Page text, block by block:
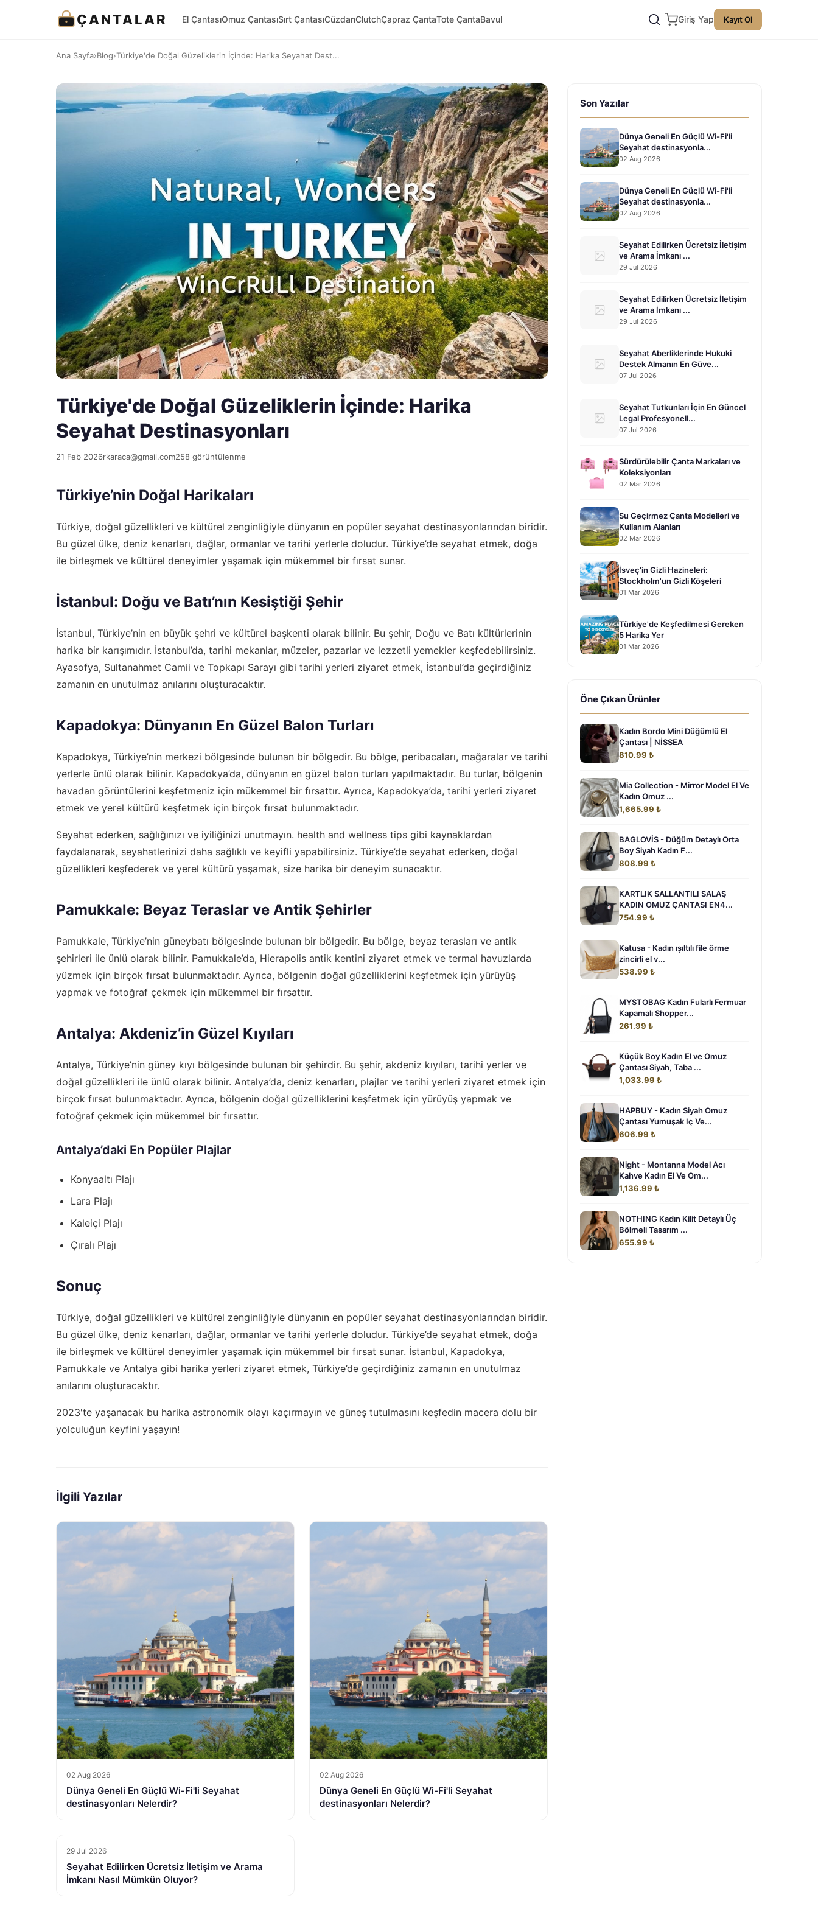
ÇANTALAR El ÇantasıOmuz ÇantasıSırt ÇantasıCüzdanClutchÇapraz ÇantaTote ÇantaBavul Giriş Yap Kayıt Ol
Ana Sayfa›Blog›Türkiye'de Doğal Güzeliklerin İçinde: Harika Seyahat Dest...
Türkiye'de Doğal Güzeliklerin İçinde: Harika
Seyahat Destinasyonları
21 Feb 2026rkaraca@gmail.com258 görüntülenme
Türkiye’nin Doğal Harikaları
Türkiye, doğal güzellikleri ve kültürel zenginliğiyle dünyanın en popüler seyahat destinasyonlarından biridir.
Bu güzel ülke, deniz kenarları, dağlar, ormanlar ve tarihi yerlerle doludur. Türkiye’de seyahat etmek, doğa
ile birleşmek ve kültürel deneyimler yaşamak için mükemmel bir fırsat sunar.
İstanbul: Doğu ve Batı’nın Kesiştiği Şehir
İstanbul, Türkiye’nin en büyük şehri ve kültürel başkenti olarak bilinir. Bu şehir, Doğu ve Batı kültürlerinin
harika bir karışımıdır. İstanbul’da, tarihi mekanlar, müzeler, pazarlar ve lezzetli yemekler keşfedebilirsiniz.
Ayasofya, Sultanahmet Camii ve Topkapı Sarayı gibi tarihi yerleri ziyaret etmek, İstanbul’da geçirdiğiniz
zamanın en unutulmaz anılarını oluşturacaktır.
Kapadokya: Dünyanın En Güzel Balon Turları
Kapadokya, Türkiye’nin merkezi bölgesinde bulunan bir bölgedir. Bu bölge, peribacaları, mağaralar ve tarihi
yerlerle ünlü olarak bilinir. Kapadokya’da, dünyanın en güzel balon turları yapılmaktadır. Bu turlar, bölgenin
havadan görüntülerini keşfetmeniz için mükemmel bir fırsattır. Ayrıca, Kapadokya’da, tarihi yerleri ziyaret
etmek ve yerel kültürü keşfetmek için birçok fırsat bulunmaktadır.
Seyahat ederken, sağlığınızı ve iyiliğinizi unutmayın. health and wellness tips gibi kaynaklardan
faydalanarak, seyahatlerinizi daha sağlıklı ve keyifli yapabilirsiniz. Türkiye’de seyahat ederken, doğal
güzellikleri keşfederek ve yerel kültürü yaşamak, size harika bir deneyim sunacaktır.
Pamukkale: Beyaz Teraslar ve Antik Şehirler
Pamukkale, Türkiye’nin güneybatı bölgesinde bulunan bir bölgedir. Bu bölge, beyaz terasları ve antik
şehirleri ile ünlü olarak bilinir. Pamukkale’da, Hierapolis antik kentini ziyaret etmek ve termal havuzlarda
yüzmek için birçok fırsat bulunmaktadır. Ayrıca, bölgenin doğal güzelliklerini keşfetmek için yürüyüş
yapmak ve fotoğraf çekmek için mükemmel bir fırsattır.
Antalya: Akdeniz’in Güzel Kıyıları
Antalya, Türkiye’nin güney kıyı bölgesinde bulunan bir şehirdir. Bu şehir, akdeniz kıyıları, tarihi yerler ve
doğal güzellikleri ile ünlü olarak bilinir. Antalya’da, deniz kenarları, plajlar ve tarihi yerleri ziyaret etmek için
birçok fırsat bulunmaktadır. Ayrıca, bölgenin doğal güzelliklerini keşfetmek için yürüyüş yapmak ve
fotoğraf çekmek için mükemmel bir fırsattır.
Antalya’daki En Popüler Plajlar
Konyaaltı Plajı
Lara Plajı
Kaleiçi Plajı
Çıralı Plajı
Sonuç
Türkiye, doğal güzellikleri ve kültürel zenginliğiyle dünyanın en popüler seyahat destinasyonlarından biridir.
Bu güzel ülke, deniz kenarları, dağlar, ormanlar ve tarihi yerlerle doludur. Türkiye’de seyahat etmek, doğa
ile birleşmek ve kültürel deneyimler yaşamak için mükemmel bir fırsat sunar. İstanbul, Kapadokya,
Pamukkale ve Antalya gibi harika yerleri ziyaret etmek, Türkiye’de geçirdiğiniz zamanın en unutulmaz
anılarını oluşturacaktır.
2023'te yaşanacak bu harika astronomik olayı kaçırmayın ve güneş tutulmasını keşfedin macera dolu bir
yolculuğun keyfini yaşayın!
İlgili Yazılar
02 Aug 2026
Dünya Geneli En Güçlü Wi-Fi'li Seyahat
destinasyonları Nelerdir?
02 Aug 2026
Dünya Geneli En Güçlü Wi-Fi'li Seyahat
destinasyonları Nelerdir?
29 Jul 2026
Seyahat Edilirken Ücretsiz İletişim ve Arama
İmkanı Nasıl Mümkün Oluyor?
Son Yazılar
Dünya Geneli En Güçlü Wi-Fi'li
Seyahat destinasyonla...
02 Aug 2026
Dünya Geneli En Güçlü Wi-Fi'li
Seyahat destinasyonla...
02 Aug 2026
Seyahat Edilirken Ücretsiz İletişim
ve Arama İmkanı ...
29 Jul 2026
Seyahat Edilirken Ücretsiz İletişim
ve Arama İmkanı ...
29 Jul 2026
Seyahat Aberliklerinde Hukuki
Destek Almanın En Güve...
07 Jul 2026
Seyahat Tutkunları İçin En Güncel
Legal Profesyonell...
07 Jul 2026
Sürdürülebilir Çanta Markaları ve
Koleksiyonları
02 Mar 2026
Su Geçirmez Çanta Modelleri ve
Kullanım Alanları
02 Mar 2026
İsveç'in Gizli Hazineleri:
Stockholm'un Gizli Köşeleri
01 Mar 2026
Türkiye'de Keşfedilmesi Gereken
5 Harika Yer
01 Mar 2026
Öne Çıkan Ürünler
Kadın Bordo Mini Düğümlü El
Çantası | NİSSEA
810.99 ₺
Mia Collection - Mirror Model El Ve
Kadın Omuz ...
1,665.99 ₺
BAGLOVİS - Düğüm Detaylı Orta
Boy Siyah Kadın F...
808.99 ₺
KARTLIK SALLANTILI SALAŞ
KADIN OMUZ ÇANTASI EN4...
754.99 ₺
Katusa - Kadın ışıltılı file örme
zincirli el v...
538.99 ₺
MYSTOBAG Kadın Fularlı Fermuar
Kapamalı Shopper...
261.99 ₺
Küçük Boy Kadın El ve Omuz
Çantası Siyah, Taba ...
1,033.99 ₺
HAPBUY - Kadın Siyah Omuz
Çantası Yumuşak Iç Ve...
606.99 ₺
Night - Montanna Model Acı
Kahve Kadın El Ve Om...
1,136.99 ₺
NOTHING Kadın Kilit Detaylı Üç
Bölmeli Tasarım ...
655.99 ₺